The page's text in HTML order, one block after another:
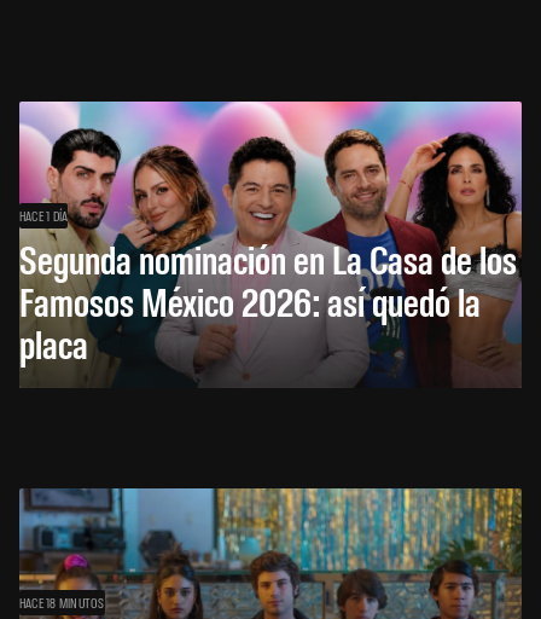
HACE 1 DÍA
Segunda nominación en La Casa de los
Famosos México 2026: así quedó la
placa
HACE 18 MINUTOS